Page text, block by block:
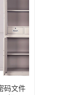
码文件